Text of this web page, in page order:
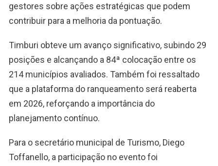
gestores sobre ações estratégicas que podem
contribuir para a melhoria da pontuação.
Timburi obteve um avanço significativo, subindo 29
posições e alcançando a 84ª colocação entre os
214 municípios avaliados. Também foi ressaltado
que a plataforma do ranqueamento será reaberta
em 2026, reforçando a importância do
planejamento contínuo.
Para o secretário municipal de Turismo, Diego
Toffanello, a participação no evento foi